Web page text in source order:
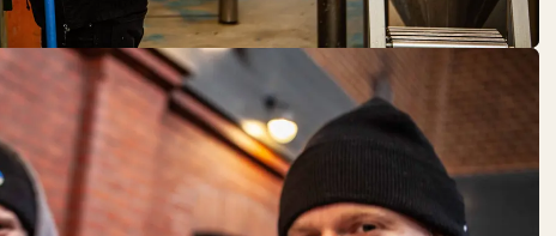
MANTI
BERLIN
DO:17:00 – 22:00
Gastronomie